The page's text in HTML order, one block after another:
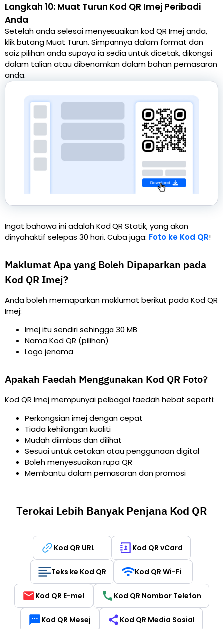
Langkah 10: Muat Turun Kod QR Imej Peribadi
Anda
Setelah anda selesai menyesuaikan kod QR Imej anda,
klik butang Muat Turun. Simpannya dalam format dan
saiz pilihan anda supaya ia sedia untuk dicetak, dikongsi
dalam talian atau dibenamkan dalam bahan pemasaran
anda.
Ingat bahawa ini adalah Kod QR Statik, yang akan
dinyahaktif selepas 30 hari. Cuba juga: Foto ke Kod QR!
Maklumat Apa yang Boleh Dipaparkan pada
Kod QR Imej?
Anda boleh memaparkan maklumat berikut pada Kod QR
Imej:
Imej itu sendiri sehingga 30 MB
Nama Kod QR (pilihan)
Logo jenama
Apakah Faedah Menggunakan Kod QR Foto?
Kod QR Imej mempunyai pelbagai faedah hebat seperti:
Perkongsian imej dengan cepat
Tiada kehilangan kualiti
Mudah diimbas dan dilihat
Sesuai untuk cetakan atau penggunaan digital
Boleh menyesuaikan rupa QR
Membantu dalam pemasaran dan promosi
Terokai Lebih Banyak Penjana Kod QR
Kod QR URL Kod QR vCard
Teks ke Kod QR Kod QR Wi-Fi
Kod QR E-mel Kod QR Nombor Telefon
Kod QR Mesej Kod QR Media Sosial